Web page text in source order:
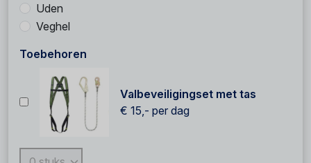
Uden
Veghel
Toebehoren
Valbeveiligingset met tas
€ 15,- per dag